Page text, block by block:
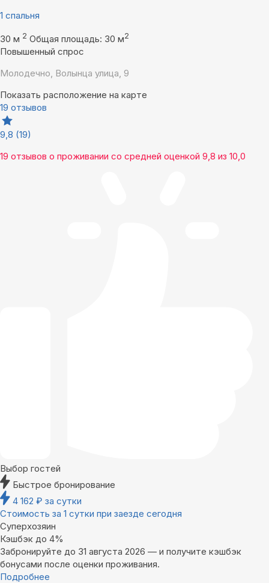
1 спальня
30 м 2 Общая площадь: 30 м2
Повышенный спрос
Молодечно, Волынца улица, 9
Показать расположение на карте
19 отзывов
9,8 (19)
19 отзывов о проживании со средней оценкой 9,8 из 10,0
Выбор гостей
Быстрое бронирование
4 162 ₽ за сутки
Стоимость за 1 сутки при заезде сегодня
Суперхозяин
Кэшбэк до 4%
Забронируйте до 31 августа 2026 — и получите кэшбэк
бонусами после оценки проживания.
Подробнее